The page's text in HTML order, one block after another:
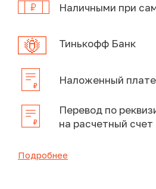
Наличными при
Тинькофф Банк
Наложенный
Перевод по
на расчетный счет
Подробнее